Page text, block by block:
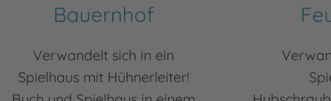
Bauernhof
Verwandelt sich in ein
Spielhaus mit Hühnerleiter!